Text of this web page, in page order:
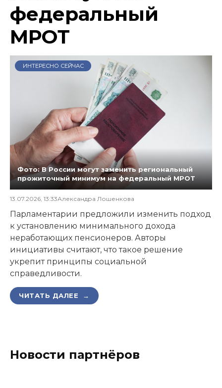
федеральный
МРОТ
ИНТЕРЕСНО СЕЙЧАС
Фото: В России могут заменить региональный
прожиточный минимум на федеральный МРОТ
13.07.2026, 13:33Александра Лошенкова
Парламентарии предложили изменить подход
к установлению минимального дохода
неработающих пенсионеров. Авторы
инициативы считают, что такое решение
укрепит принципы социальной
справедливости.
ЧИТАТЬ ДАЛЕЕ →
Новости партнёров